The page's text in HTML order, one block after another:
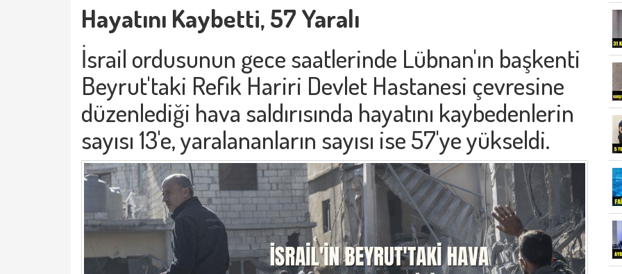
Hayatını Kaybetti, 57 Yaralı
İsrail ordusunun gece saatlerinde Lübnan'ın başkenti
Beyrut'taki Refik Hariri Devlet Hastanesi çevresine
düzenlediği hava saldırısında hayatını kaybedenlerin
sayısı 13'e, yaralananların sayısı ise 57'ye yükseldi.